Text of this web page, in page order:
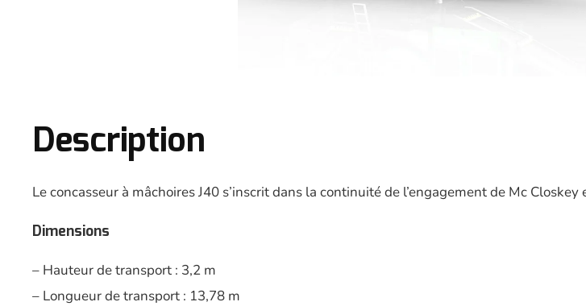
Description
Le concasseur à mâchoires J40 s’inscrit dans la continuité de l’engagement de Mc
Dimensions
– Hauteur de transport : 3,2 m
– Longueur de transport : 13,78 m